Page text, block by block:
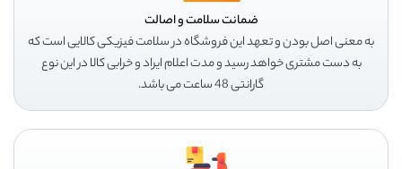
ضمانت سلامت و اصالت
به معنی اصل بودن و تعهد این فروشگاه در سلامت فیزیکی کالایی است که
به دست مشتری خواهد رسید و مدت اعلام ایراد و خرابی کالا در این نوع
گارانتی 48 ساعت می باشد.